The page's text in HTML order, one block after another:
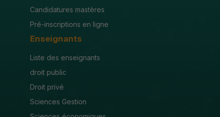
Candidatures mastères
Pré-inscriptions en ligne
Enseignants
Liste des enseignants
droit public
Droit privé
Sciences Gestion